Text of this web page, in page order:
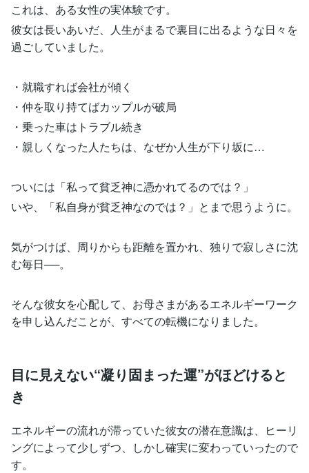
これは、ある女性の実体験です。
彼女は長いあいだ、人生がまるで裏目に出るような日々を
過ごしていました。
・就職すれば会社が傾く
・仲を取り持てばカップルが破局
・乗った車はトラブル続き
・親しくなった人たちは、なぜか人生が下り坂に…
ついには「私って貧乏神に憑かれてるのでは？」
いや、「私自身が貧乏神なのでは？」とまで思うように。
気がつけば、周りからも距離を置かれ、独りで寂しさに沈
む毎日──。
そんな彼女を心配して、お母さまがあるエネルギーワーク
を申し込んだことが、すべての転機になりました。
目に見えない“凝り固まった運”がほどけると
き
エネルギーの流れが滞っていた彼女の潜在意識は、ヒーリ
ングによって少しずつ、しかし確実に変わっていったので
す。